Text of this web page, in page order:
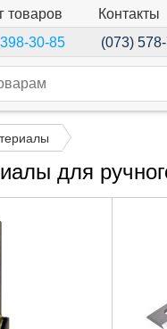
товаров Контакты
30-85 (073)
для